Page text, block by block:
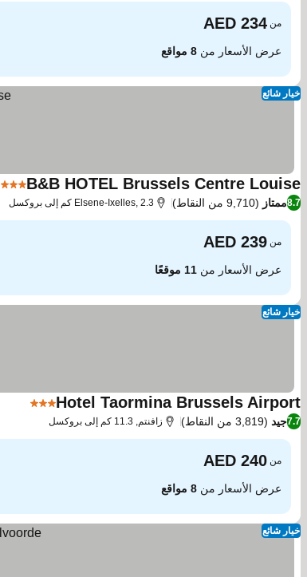
من
عرض الأسعار من 8 مواقع
خيار شائع
B&B HOTEL Brussels Centre Louise3 عدد النجوم
8.7ممتاز (9,710 من النقاط) Elsene-Ixelles, 2.3 كم إلى بروكسل
من
عرض الأسعار من 11 موقعًا
خيار شائع
Hotel Taormina Brussels Airport3 عدد النجوم
7.7جيد (3,819 من النقاط) زافنتم, 11.3 كم إلى بروكسل
من
عرض الأسعار من 8 مواقع
خيار شائع